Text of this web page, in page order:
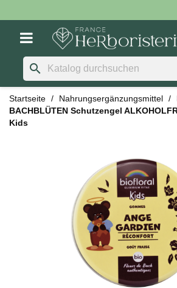
search
Startseite Nahrungsergänzungsmittel
BACHBLÜTEN Schutzengel
Kids